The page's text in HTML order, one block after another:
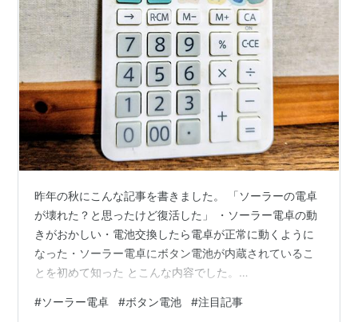
昨年の秋にこんな記事を書きました。 「ソーラーの電卓
が壊れた？と思ったけど復活した」 ・ソーラー電卓の動
きがおかしい・電池交換したら電卓が正常に動くように
なった・ソーラー電卓にボタン電池が内蔵されているこ
とを初めて知った とこんな内容でした。
月、もうダメ見たいです。 長らくお疲れさまでした。何
#ソーラー電卓 #ボタン電池 #注目記事